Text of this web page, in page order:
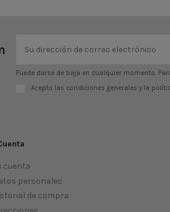
Puede darse de baja en cualquier momento.
Acepto las condiciones generales y la
cuenta
personales
de compra